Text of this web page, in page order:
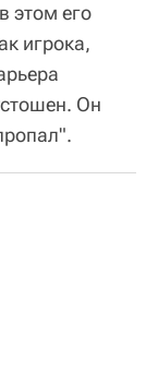
этом его
игрока,
Он